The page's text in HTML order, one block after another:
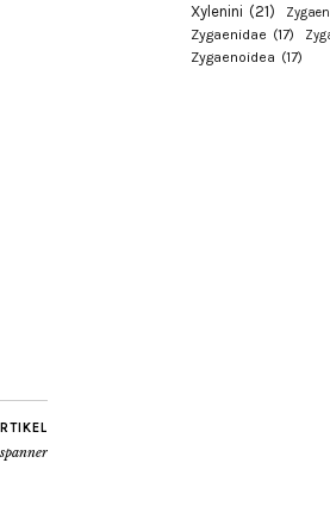
Xylenini (21)
Zygaenidae (17)
Zygaenoidea (17)